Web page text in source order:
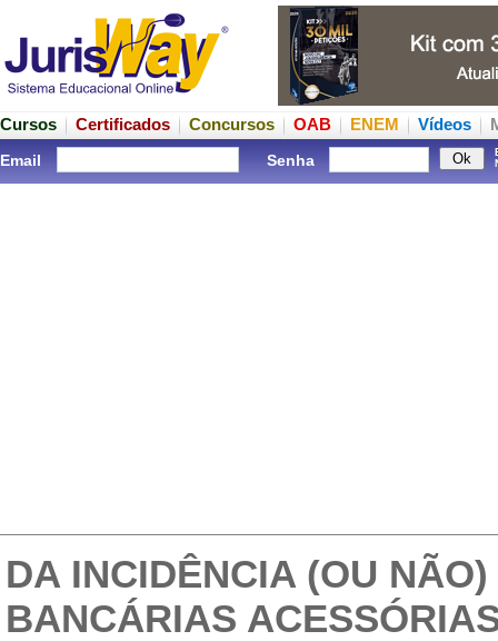
Cursos Certificados Concursos OAB ENEM Vídeos
Email Senha
DA INCIDÊNCIA (OU
BANCÁRIAS